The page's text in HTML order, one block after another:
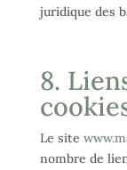
juridique des
8.
Le site
nombre de